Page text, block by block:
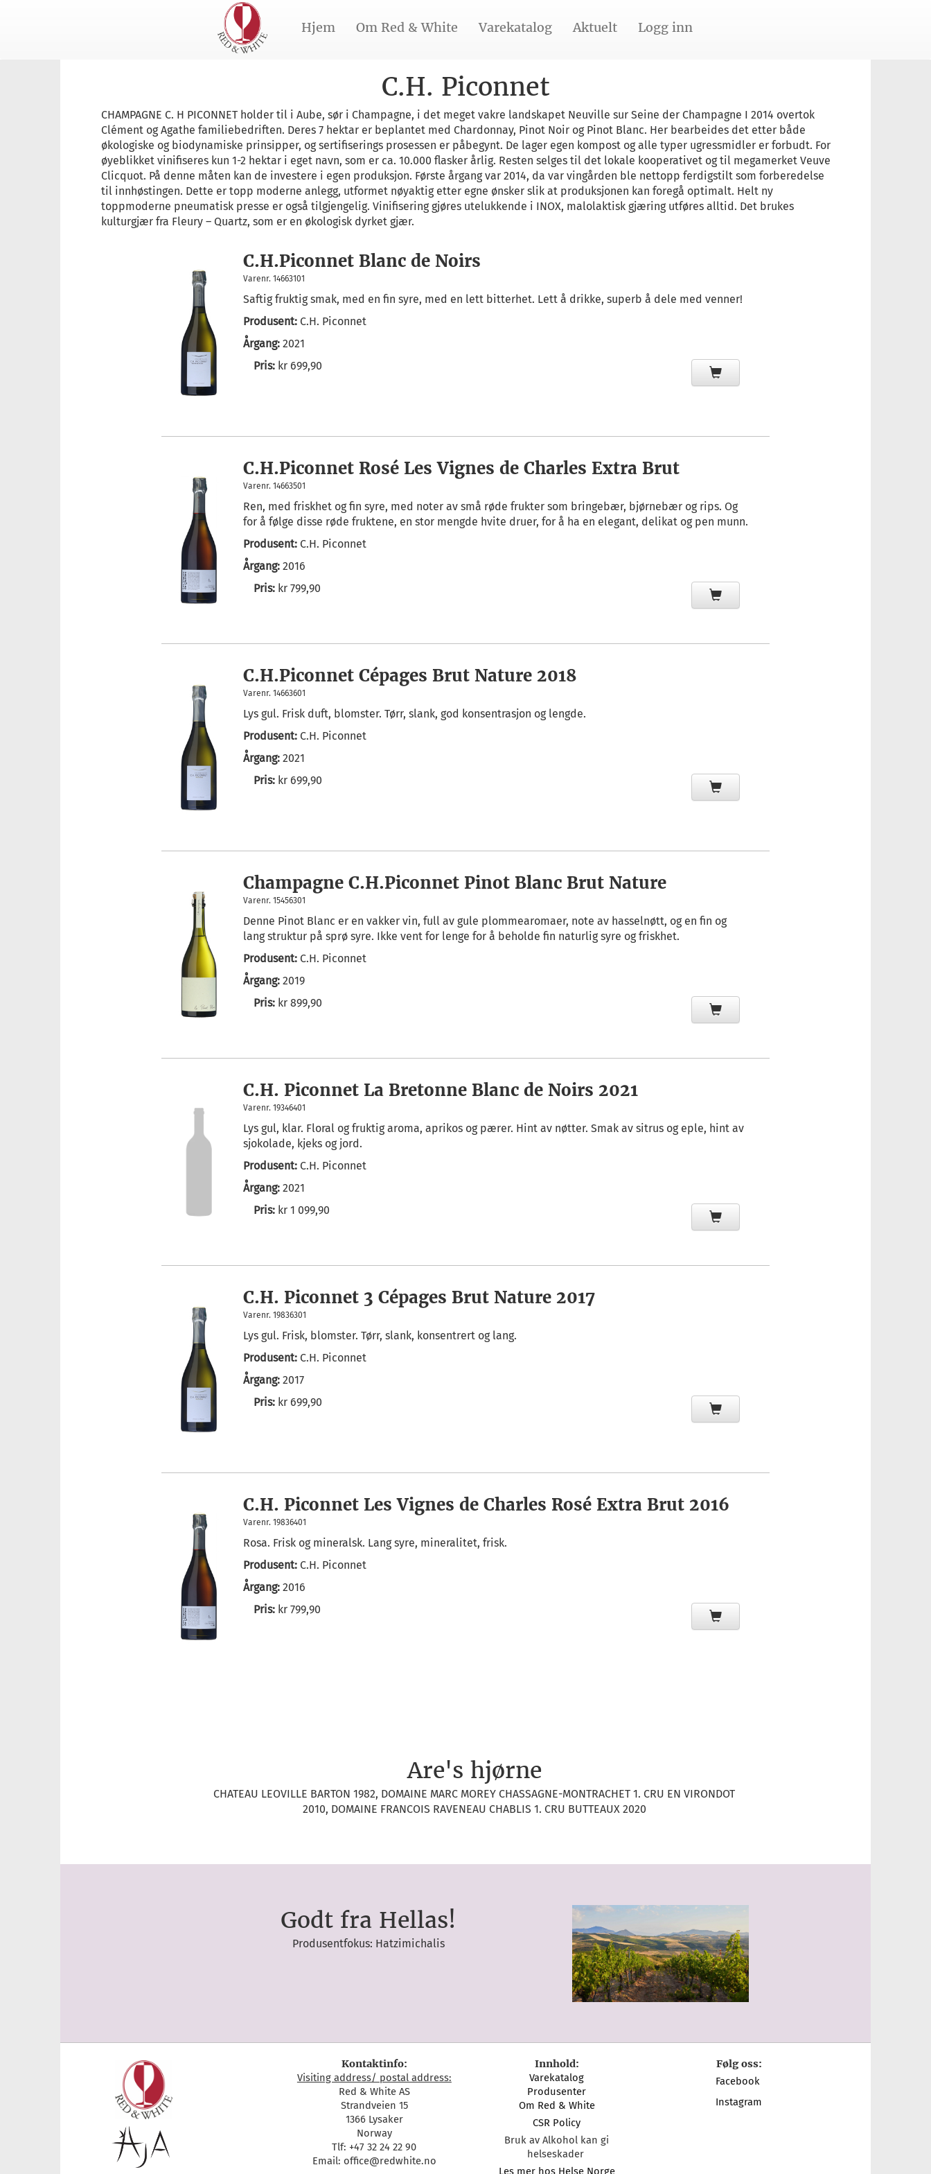
Hjem Om Red & White Varekatalog Aktuelt Logg inn
C.H. Piconnet
CHAMPAGNE C. H PICONNET holder til i Aube, sør i Champagne, i det meget vakre landskapet Neuville sur Seine der Champagne I 2014 overtok
Clément og Agathe familiebedriften. Deres 7 hektar er beplantet med Chardonnay, Pinot Noir og Pinot Blanc. Her bearbeides det etter både
økologiske og biodynamiske prinsipper, og sertifiserings prosessen er påbegynt. De lager egen kompost og alle typer ugressmidler er forbudt. For
øyeblikket vinifiseres kun 1-2 hektar i eget navn, som er ca. 10.000 flasker årlig. Resten selges til det lokale kooperativet og til megamerket Veuve
Clicquot. På denne måten kan de investere i egen produksjon. Første årgang var 2014, da var vingården ble nettopp ferdigstilt som forberedelse
til innhøstingen. Dette er topp moderne anlegg, utformet nøyaktig etter egne ønsker slik at produksjonen kan foregå optimalt. Helt ny
toppmoderne pneumatisk presse er også tilgjengelig. Vinifisering gjøres utelukkende i INOX, malolaktisk gjæring utføres alltid. Det brukes
kulturgjær fra Fleury – Quartz, som er en økologisk dyrket gjær.
C.H.Piconnet Blanc de Noirs
Varenr. 14663101
Saftig fruktig smak, med en fin syre, med en lett bitterhet. Lett å drikke, superb å dele med venner!
Produsent: C.H. Piconnet
Årgang: 2021
Pris: kr 699,90
C.H.Piconnet Rosé Les Vignes de Charles Extra Brut
Varenr. 14663501
Ren, med friskhet og fin syre, med noter av små røde frukter som bringebær, bjørnebær og rips. Og
for å følge disse røde fruktene, en stor mengde hvite druer, for å ha en elegant, delikat og pen munn.
Produsent: C.H. Piconnet
Årgang: 2016
Pris: kr 799,90
C.H.Piconnet Cépages Brut Nature 2018
Varenr. 14663601
Lys gul. Frisk duft, blomster. Tørr, slank, god konsentrasjon og lengde.
Produsent: C.H. Piconnet
Årgang: 2021
Pris: kr 699,90
Champagne C.H.Piconnet Pinot Blanc Brut Nature
Varenr. 15456301
Denne Pinot Blanc er en vakker vin, full av gule plommearomaer, note av hasselnøtt, og en fin og
lang struktur på sprø syre. Ikke vent for lenge for å beholde fin naturlig syre og friskhet.
Produsent: C.H. Piconnet
Årgang: 2019
Pris: kr 899,90
C.H. Piconnet La Bretonne Blanc de Noirs 2021
Varenr. 19346401
Lys gul, klar. Floral og fruktig aroma, aprikos og pærer. Hint av nøtter. Smak av sitrus og eple, hint av
sjokolade, kjeks og jord.
Produsent: C.H. Piconnet
Årgang: 2021
Pris: kr 1 099,90
C.H. Piconnet 3 Cépages Brut Nature 2017
Varenr. 19836301
Lys gul. Frisk, blomster. Tørr, slank, konsentrert og lang.
Produsent: C.H. Piconnet
Årgang: 2017
Pris: kr 699,90
C.H. Piconnet Les Vignes de Charles Rosé Extra Brut 2016
Varenr. 19836401
Rosa. Frisk og mineralsk. Lang syre, mineralitet, frisk.
Produsent: C.H. Piconnet
Årgang: 2016
Pris: kr 799,90
Are's hjørne
CHATEAU LEOVILLE BARTON 1982, DOMAINE MARC MOREY CHASSAGNE-MONTRACHET 1. CRU EN VIRONDOT
2010, DOMAINE FRANCOIS RAVENEAU CHABLIS 1. CRU BUTTEAUX 2020
Godt fra Hellas!
Produsentfokus: Hatzimichalis
Kontaktinfo:
Visiting address/ postal address:
Red & White AS
Strandveien 15
1366 Lysaker
Norway
Tlf: +47 32 24 22 90
Email: office@redwhite.no
Innhold:
Varekatalog
Produsenter
Om Red & White
CSR Policy
Bruk av Alkohol kan gi
helseskader
Les mer hos Helse Norge
Følg oss:
Facebook
Instagram